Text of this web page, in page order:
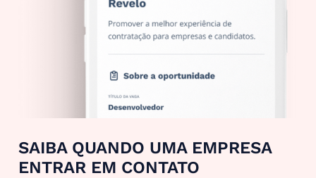
SAIBA QUANDO UMA EMPRESA
ENTRAR EM CONTATO